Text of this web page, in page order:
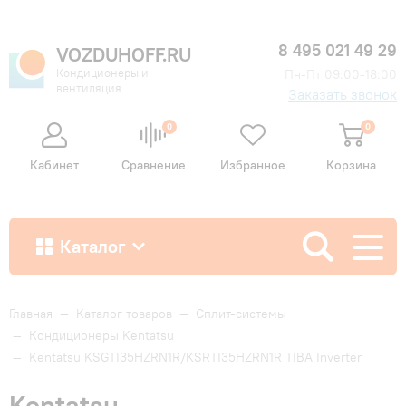
VOZDUHOFF.RU
Кондиционеры и
вентиляция
8 495 021 49 29
Заказать звонок
Кабинет
0
Сравнение Избранное
0
Корзина
Каталог
Как купить
Доставка и оплата
Главная — Каталог товаров — Сплит-системы
— Кондиционеры Kentatsu
— Kentatsu KSGTI35HZRN1R/KSRTI35HZRN1R TIBA Inverter